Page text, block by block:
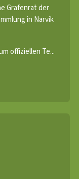
Grafenrat der
in Narvik
offiziellen Te...